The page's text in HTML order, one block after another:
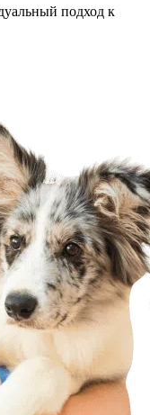
подход к